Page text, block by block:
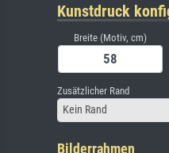
Kunstdruck
Breite (Motiv, cm)
Zusätzlicher Rand
Kein Rand
Bilderrahmen